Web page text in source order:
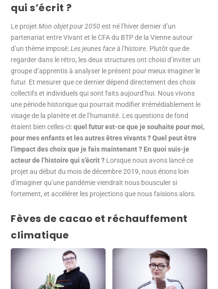
qui s’écrit ?
Le projetMon objet pour 2050est né l’hiver dernier d’un
partenariat entre Vivant et le CFA du BTP de la Vienne autour
d’un thème imposé:Les jeunes face à l’histoire. Plutôt que de
regarder dans le rétro, les deux structures ont choisi d’inviter un
groupe d’apprentis à analyser le présent pour mieux imaginer le
futur. Et mesurer que ce dernier dépend directement des choix
collectifs et individuels qui sont faits aujourd’hui. Nous vivons
une période historique qui pourrait modifier irrémédiablement le
visage de la planète et de l’humanité. Les questions de fond
étaient bien celles-ci:quel futur est-ce que je souhaite pour moi,
pour mes enfants et les autres êtres vivants ? Quel peut être
l’impact des choix que je fais maintenant ? En quoi suis-je
acteur de l’histoire qui s’écrit ? Lorsque nous avons lancé ce
projet au début du mois de décembre 2019, nous étions loin
d’imaginer qu’une pandémie viendrait nous bousculer si
fortement, et accélérer les projections que nous faisions alors.
Fèves de cacao et réchauffement
climatique